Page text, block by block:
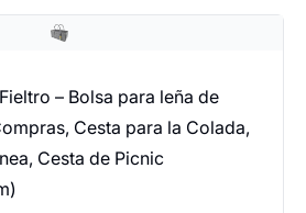
– Bolsa para leña de
Cesta para la Colada,
Cesta de Picnic